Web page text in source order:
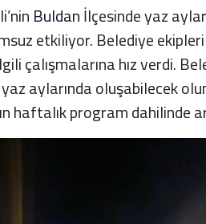
Buldanİlçesinde yaz
etkiliyor. Belediye ekipleri
çalışmalarına hız verdi.
yaz aylarında oluşabilecek
haftalık program dahilinde